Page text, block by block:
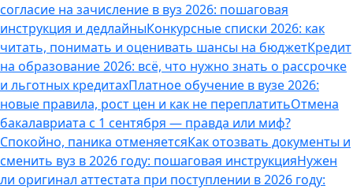
согласие на зачисление в вуз 2026: пошаговая
инструкция и дедлайныКонкурсные списки 2026: как
читать, понимать и оценивать шансы на бюджетКредит
на образование 2026: всё, что нужно знать о рассрочке
и льготных кредитахПлатное обучение в вузе 2026:
новые правила, рост цен и как не переплатитьОтмена
бакалавриата с 1 сентября — правда или миф?
Спокойно, паника отменяетсяКак отозвать документы и
сменить вуз в 2026 году: пошаговая инструкцияНужен
ли оригинал аттестата при поступлении в 2026 году: